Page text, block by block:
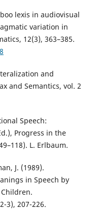
lexis in audiovisual
variation in
12(3), 363–385.
and
and Semantics, vol. 2
Speech:
Progress in the
L. Erlbaum.
J. (1989).
in Speech by
3), 207-226.